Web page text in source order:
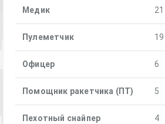
Медик 21
Пулеметчик 19
Офицер 6
Помощник ракетчика (ПТ) 5
Пехотный снайпер 4